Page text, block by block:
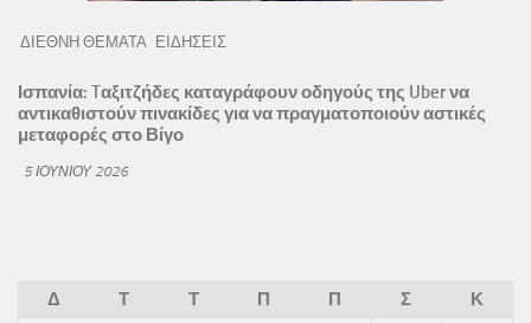
ΔΙΕΘΝΗ ΘΕΜΑΤΑ ΕΙΔΗΣΕΙΣ
Ισπανία: Tαξιτζήδες καταγράφουν οδηγούς της Uber να
αντικαθιστούν πινακίδες για να πραγματοποιούν αστικές
μεταφορές στο Βίγο
5 ΙΟΥΝΊΟΥ 2026
Δ Τ Τ Π Π Σ
Κ